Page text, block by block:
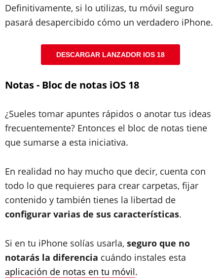
Definitivamente, si lo utilizas, tu móvil seguro
pasará desapercibido cómo un verdadero iPhone.
DESCARGAR LANZADOR IOS 18
Notas - Bloc de notas iOS 18
¿Sueles tomar apuntes rápidos o anotar tus ideas
frecuentemente? Entonces el bloc de notas tiene
que sumarse a esta iniciativa.
En realidad no hay mucho que decir, cuenta con
todo lo que requieres para crear carpetas, fijar
contenido y también tienes la libertad de
configurar varias de sus características.
Si en tu iPhone solías usarla, seguro que no
notarás la diferencia cuándo instales esta
aplicación de notas en tu móvil.